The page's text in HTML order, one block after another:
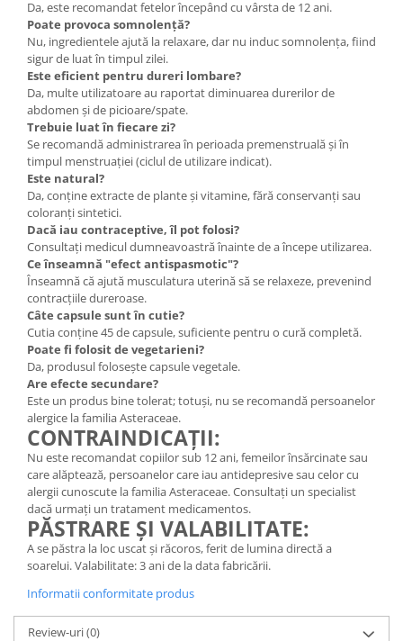
Da, este recomandat fetelor începând cu vârsta de 12 ani.
Poate provoca somnolență?
Nu, ingredientele ajută la relaxare, dar nu induc somnolența, fiind
sigur de luat în timpul zilei.
Este eficient pentru dureri lombare?
Da, multe utilizatoare au raportat diminuarea durerilor de
abdomen și de picioare/spate.
Trebuie luat în fiecare zi?
Se recomandă administrarea în perioada premenstruală și în
timpul menstruației (ciclul de utilizare indicat).
Este natural?
Da, conține extracte de plante și vitamine, fără conservanți sau
coloranți sintetici.
Dacă iau contraceptive, îl pot folosi?
Consultați medicul dumneavoastră înainte de a începe utilizarea.
Ce înseamnă "efect antispasmotic"?
Înseamnă că ajută musculatura uterină să se relaxeze, prevenind
contracțiile dureroase.
Câte capsule sunt în cutie?
Cutia conține 45 de capsule, suficiente pentru o cură completă.
Poate fi folosit de vegetarieni?
Da, produsul folosește capsule vegetale.
Are efecte secundare?
Este un produs bine tolerat; totuși, nu se recomandă persoanelor
alergice la familia Asteraceae.
CONTRAINDICAȚII:
Nu este recomandat copiilor sub 12 ani, femeilor însărcinate sau
care alăptează, persoanelor care iau antidepresive sau celor cu
alergii cunoscute la familia Asteraceae. Consultați un specialist
dacă urmați un tratament medicamentos.
PĂSTRARE ȘI VALABILITATE:
A se păstra la loc uscat și răcoros, ferit de lumina directă a
soarelui. Valabilitate: 3 ani de la data fabricării.
Informatii conformitate produs
Review-uri(0)